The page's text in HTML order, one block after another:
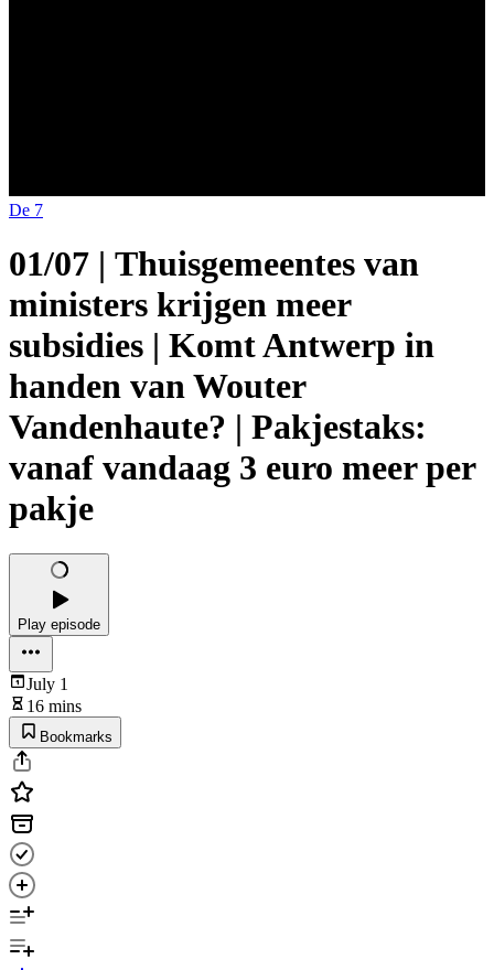
De 7
01/07 | Thuisgemeentes van
ministers krijgen meer
subsidies | Komt Antwerp in
handen van Wouter
Vandenhaute? | Pakjestaks:
vanaf vandaag 3 euro meer per
pakje
Play episode
July 1
16 mins
Bookmarks